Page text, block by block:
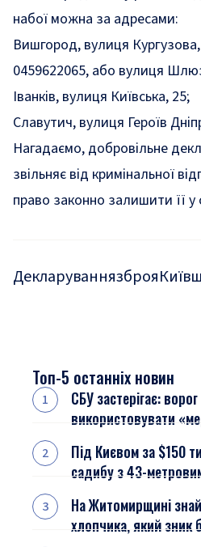
набої можна за адресами:
Вишгород, вулиця
0459622065, або вулиця
Іванків, вулиця Київська, 25;
Славутич, вулиця Героїв
Нагадаємо, добровільне
звільняє від кримінальної
право законно залишити її у
Декларуваннязброя
Топ-5 останніх новин
СБУ застерігає:
використовувати
Під Києвом за $150
садибу з 43-
На Житомирщині
хлопчика, який зник